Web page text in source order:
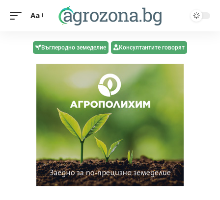
Aa
Въглеродно земеделие Консултантите говорят